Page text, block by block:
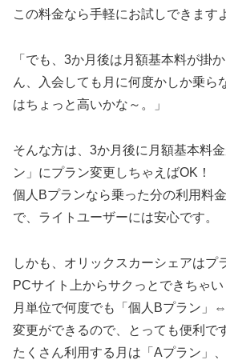
この料金なら手軽にお試しできます
「でも、3か月後は月額基本料が掛
ん、入会しても月に何度かしか乗ら
はちょっと高いかな～。」
そんな方は、3か月後に月額基本料
ン」にプラン変更しちゃえばOK！
個人Bプランなら乗った分の利用料
で、ライトユーザーには安心です。
しかも、オリックスカーシェアはプ
PCサイト上からサクっとできちゃい
月単位で何度でも「個人Bプラン」
変更ができるので、とっても便利で
たくさん利用する月は「Aプラン」